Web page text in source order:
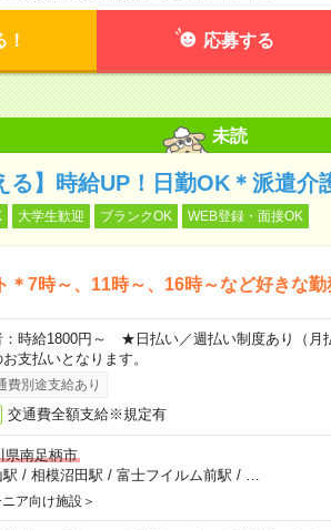
応募する
未読
る】時給UP！日勤OK＊派遣介
大学生歓迎 ブランクOK WEB登録・面接OK
＊7時～、11時～、16時～など好きな
：時給1800円～ ★日払い／週払い制度あり（月
支払いとなります。
費別途支給あり
交通費全額支給※規定有
県南足柄市
駅 / 相模沼田駅 / 富士フイルム前駅 /
ニア向け施設＞